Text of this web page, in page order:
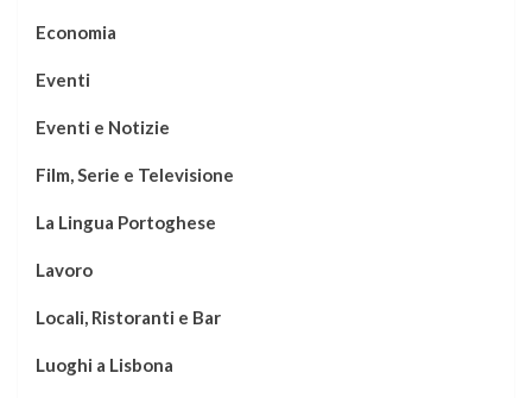
Economia
Eventi
Eventi e Notizie
Film, Serie e Televisione
La Lingua Portoghese
Lavoro
Locali, Ristoranti e Bar
Luoghi a Lisbona